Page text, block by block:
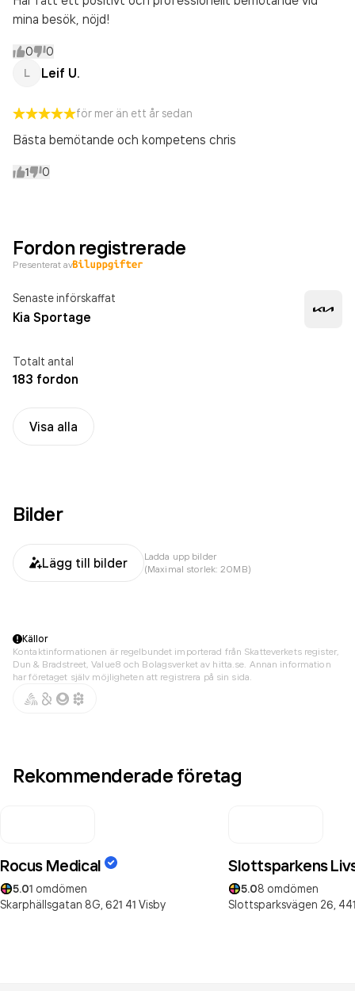
mina besök, nöjd!
0 0
L Leif U.
för mer än ett år sedan
Bästa bemötande och kompetens chris
1 0
Fordon registrerade
Presenterat av
Senaste införskaffat
Kia Sportage
Totalt antal
183 fordon
Visa alla
Bilder
Lägg till bilder
Ladda upp bilder
(Maximal storlek: 20MB)
Källor
Kontaktinformationen är regelbundet importerad från Skatteverkets register,
Dun & Bradstreet, Value8 och Bolagsverket av hitta.se. Annan information
har företaget själv möjligheten att registrera på sin sida.
Rekommenderade företag
Rocus Medical
5.01 omdömen
Skarphällsgatan 8G, 621 41 Visby
Slottsparkens
5.08 omdömen
Slottsparksvägen 26,